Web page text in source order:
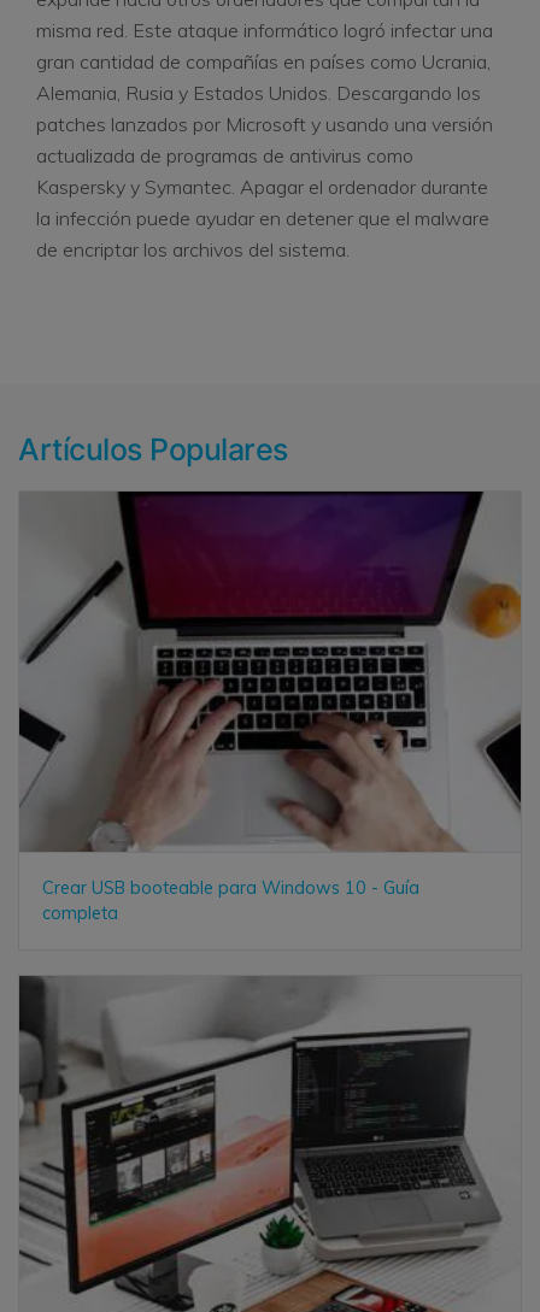
misma red. Este ataque informático logró infectar una
gran cantidad de compañías en países como Ucrania,
Alemania, Rusia y Estados Unidos. Descargando los
patches lanzados por Microsoft y usando una versión
actualizada de programas de antivirus como
Kaspersky y Symantec. Apagar el ordenador durante
la infección puede ayudar en detener que el malware
de encriptar los archivos del sistema.
Artículos Populares
Crear USB booteable para Windows 10 - Guía
completa